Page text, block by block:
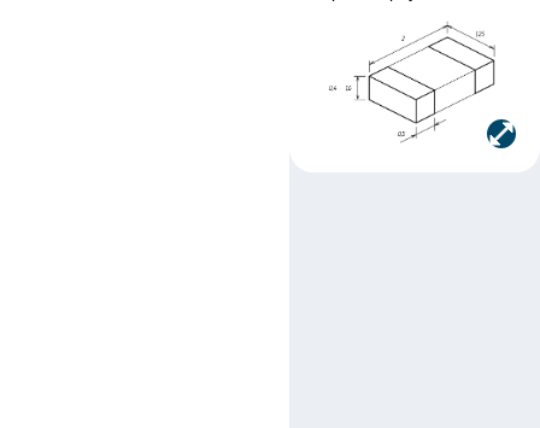
Electronics
Код изделия: